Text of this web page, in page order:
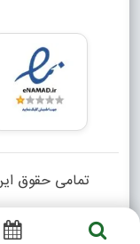
تمامی حقوق